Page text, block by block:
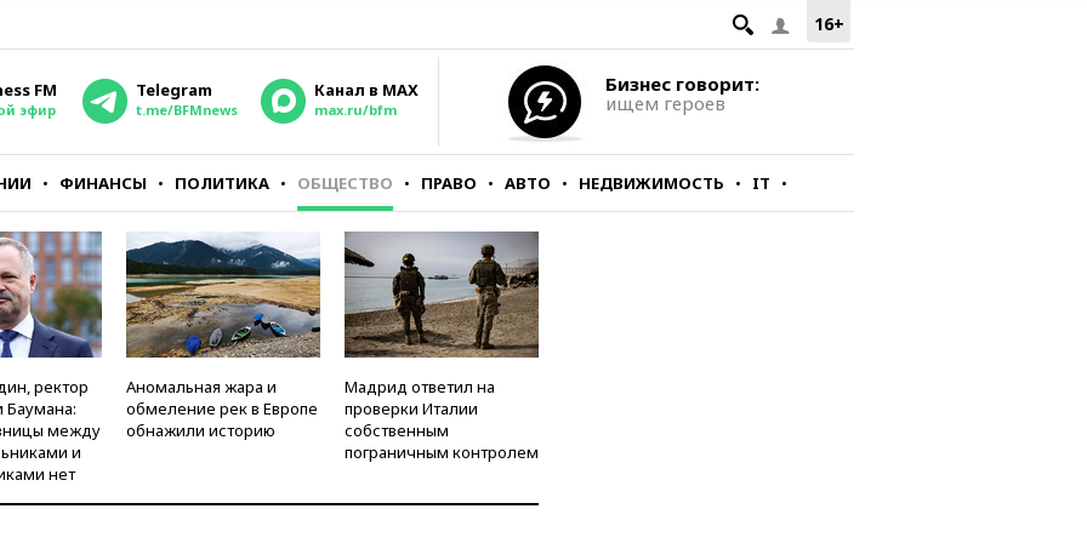
16+
FM
эфир
Telegram
t.me/BFMnews
Канал в MAX
max.ru/bfm
Бизнес говорит:
ищем героев
ФИНАНСЫ ПОЛИТИКА ОБЩЕСТВО ПРАВО АВТО НЕДВИЖИМОСТЬ IT
ректор
между
и
нет
Аномальная жара и
обмеление рек в Европе
обнажили историю
Мадрид ответил на
проверки Италии
собственным
пограничным контролем